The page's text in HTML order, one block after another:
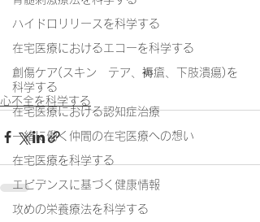
ハイドロリリースを科学する
在宅医療におけるエコーを科学する
創傷ケア(スキン テア、褥瘡、下肢潰瘍)を
科学する
在宅医療における認知症治療
一緒に働く仲間の在宅医療への想い
在宅医療を科学する
エビデンスに基づく健康情報
攻めの栄養療法を科学する
心不全を科学する